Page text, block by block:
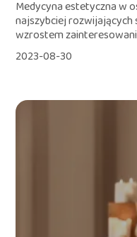
Medycyna estetyczna w
najszybciej rozwijających
wzrostem
2023-08-30